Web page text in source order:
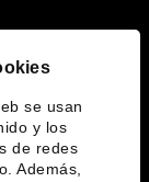
se usan
y los
de redes
Además,